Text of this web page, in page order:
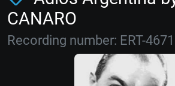
CANARO
Recording number: ERT-4671